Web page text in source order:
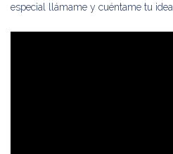
especial llámame y cuéntame tu idea.